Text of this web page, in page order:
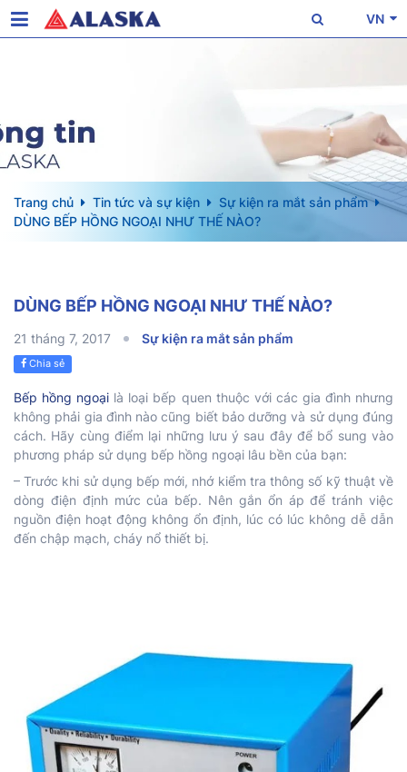
VN
Trang chủ Tin tức và sự kiện
Sự kiện ra mắt sản phẩm
DÙNG BẾP HỒNG NGOẠI NHƯ THẾ NÀO?
DÙNG BẾP HỒNG NGOẠI NHƯ THẾ NÀO?
21 tháng 7, 2017 Sự kiện ra mắt sản phẩm
Chia sẻ
Bếp hồng ngoại là loại bếp quen thuộc với các gia đình nhưng
không phải gia đình nào cũng biết bảo dưỡng và sử dụng đúng
cách. Hãy cùng điểm lại những lưu ý sau đây để bổ sung vào
phương pháp sử dụng bếp hồng ngoại lâu bền của bạn:
– Trước khi sử dụng bếp mới, nhớ kiểm tra thông số kỹ thuật về
dòng điện định mức của bếp. Nên gắn ổn áp để tránh việc
nguồn điện hoạt động không ổn định, lúc có lúc không dễ dẫn
đến chập mạch, cháy nổ thiết bị.